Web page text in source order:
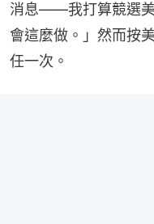
消息——我打算競選
會這麼做。」然而按
任一次。